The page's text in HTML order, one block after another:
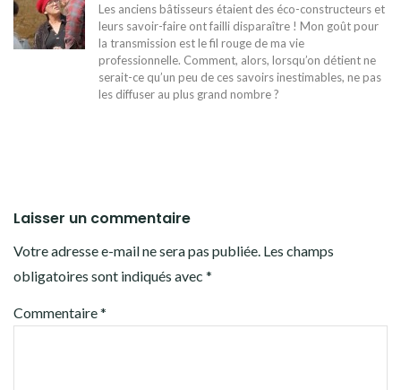
Les anciens bâtisseurs étaient des éco-constructeurs et
leurs savoir-faire ont failli disparaître ! Mon goût pour
la transmission est le fil rouge de ma vie
professionnelle. Comment, alors, lorsqu’on détient ne
serait-ce qu’un peu de ces savoirs inestimables, ne pas
les diffuser au plus grand nombre ?
Laisser un commentaire
Votre adresse e-mail ne sera pas publiée. Les champs
obligatoires sont indiqués avec *
Commentaire*